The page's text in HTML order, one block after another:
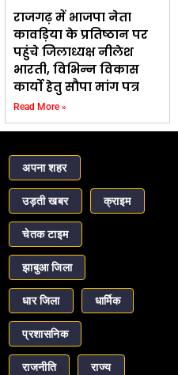
राजगढ़ में भाजपा नेता
कावड़िया के प्रतिष्ठान पर
पहुंचे जिलाध्यक्ष नीलेश
भारती, विभिन्न विकास
कार्यो हेतु सौपा मांग पत्र
Read More »
अपना शहर
उड़ती खबर क्राइम
चेतक टाइम
झाबुआ जिला
धार जिला धार्मिक
प्रशासनिक
राजनीति राज्य